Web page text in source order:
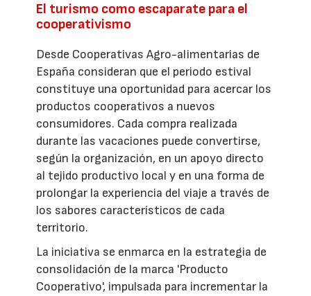
El turismo como escaparate para el
cooperativismo
Desde Cooperativas Agro-alimentarias de
España consideran que el periodo estival
constituye una oportunidad para acercar los
productos cooperativos a nuevos
consumidores. Cada compra realizada
durante las vacaciones puede convertirse,
según la organización, en un apoyo directo
al tejido productivo local y en una forma de
prolongar la experiencia del viaje a través de
los sabores característicos de cada
territorio.
La iniciativa se enmarca en la estrategia de
consolidación de la marca 'Producto
Cooperativo', impulsada para incrementar la